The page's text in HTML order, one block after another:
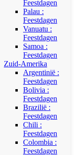
Feestdagen
Palau :
Feestdagen
Vanuatu :
Feestdagen
Samoa :
Feestdagen
Zuid-Amerika
Argentinië :
Feestdagen
Bolivia :
Feestdagen
Brazilië :
Feestdagen
Chili :
Feestdagen
Colombia :
Feestdagen